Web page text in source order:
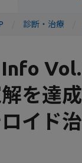
診断・治療
を達
イド